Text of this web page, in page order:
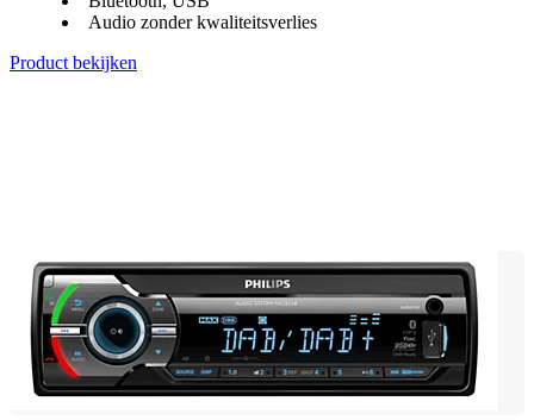
Audio zonder kwaliteitsverlies
Product bekijken